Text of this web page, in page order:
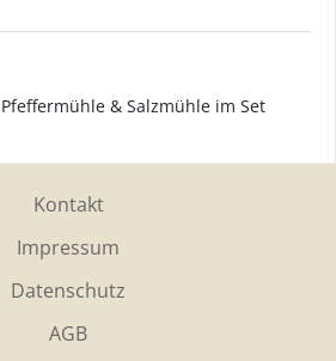
& Salzmühle im Set
Kontakt
Impressum
Datenschutz
AGB